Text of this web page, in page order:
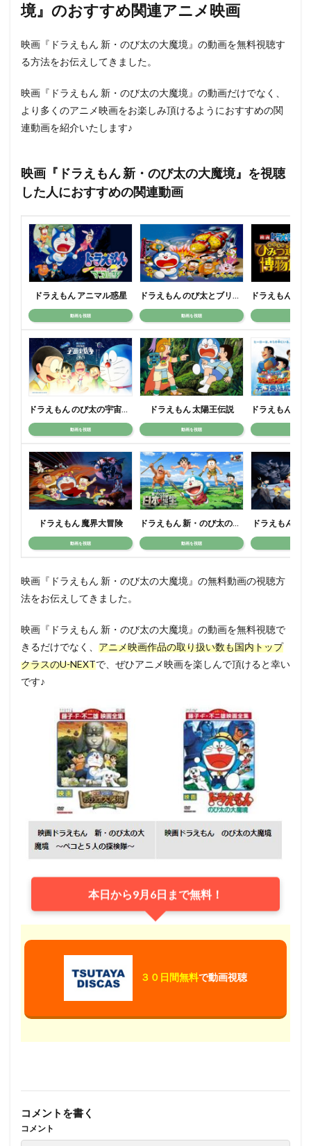
境』のおすすめ関連アニメ映画
映画『ドラえもん 新・のび太の大魔境』の動画を無料視聴す
る方法をお伝えしてきました。
映画『ドラえもん 新・のび太の大魔境』の動画だけでなく、
より多くのアニメ映画をお楽しみ頂けるようにおすすめの関
連動画を紹介いたします♪
映画『ドラえもん 新・のび太の大魔境』を視聴
した人におすすめの関連動画
ドラえもん アニマル惑星
動画を視聴
ドラえもん のび太とブリキの迷宮
動画を視聴
ドラえもん のび太の宇宙小戦争
動画を視聴
ドラえもん 太陽王伝説
動画を視聴
ドラえもん 魔界大冒険
動画を視聴
ドラえもん 新・のび太の日本誕生
動画を視聴
ドラえもん パ
映画『ドラえもん 新・のび太の大魔境』の無料動画の視聴方
法をお伝えしてきました。
映画『ドラえもん 新・のび太の大魔境』の動画を無料視聴で
きるだけでなく、 アニメ映画作品の取り扱い数も国内トップ
クラスのU-NEXTで、ぜひアニメ映画を楽しんで頂けると幸い
です♪
本日から9月6日まで無料！
３０日間無料で動画視聴
コメントを書く
コメント